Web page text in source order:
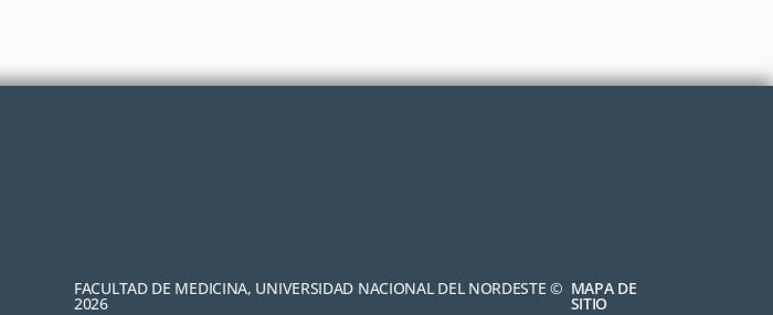
FACULTAD DE MEDICINA, UNIVERSIDAD NACIONAL DEL NORDESTE ©
2026
MAPA DE
SITIO